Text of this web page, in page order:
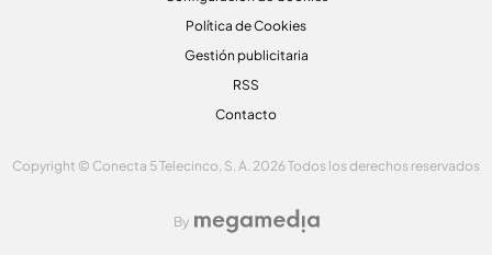
Política de Cookies
Gestión publicitaria
RSS
Contacto
Copyright © Conecta 5 Telecinco, S. A. 2026 Todos los derechos reservados
By